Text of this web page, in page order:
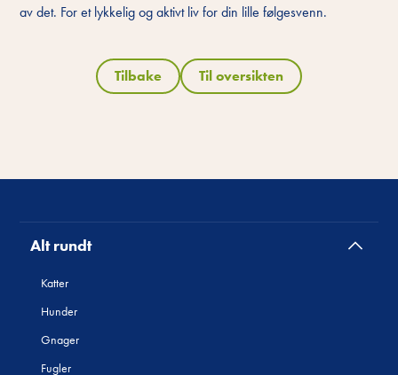
av det. For et lykkelig og aktivt liv for din lille følgesvenn.
Tilbake Til oversikten
Alt rundt
Katter
Hunder
Gnager
Fugler